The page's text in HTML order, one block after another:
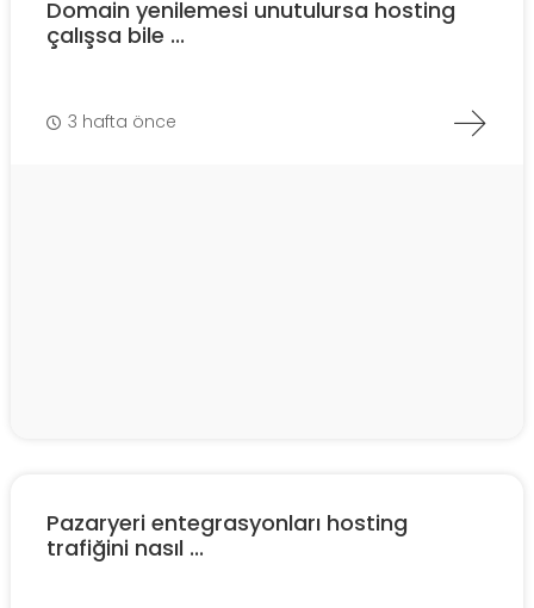
Domain yenilemesi unutulursa hosting
çalışsa bile ...
3 hafta önce
Pazaryeri entegrasyonları hosting
trafiğini nasıl ...